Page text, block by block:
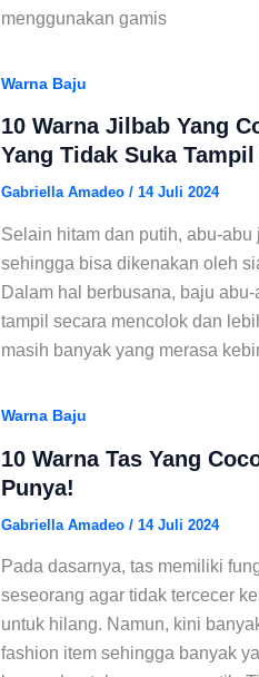
menggunakan gamis
Warna Baju
10 Warna Jilbab Yang
Yang Tidak Suka
Gabriella Amadeo / 14 Juli 2024
Selain hitam dan putih, abu-abu
sehingga bisa dikenakan oleh
Dalam hal berbusana, baju
tampil secara mencolok dan
masih banyak yang merasa
Warna Baju
10 Warna Tas Yang
Punya!
Gabriella Amadeo / 14 Juli 2024
Pada dasarnya, tas memiliki
seseorang agar tidak tercecer
untuk hilang. Namun, kini
fashion item sehingga banyak